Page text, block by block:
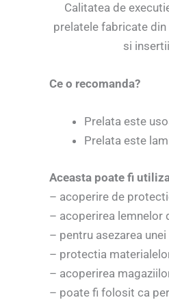
Calitatea de
prelatele fabricate
si
Ce o recomanda?
Prelata este
Prelata este
Aceasta poate fi
– acoperire de
– acoperirea lemnelor
– pentru asezarea
– protectia
– acoperirea
– poate fi folosit ca